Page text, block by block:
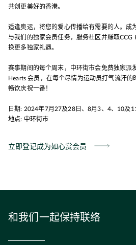
共创更美好的香港。
适逢奥运，将您的爱心传播给有需要的人。成
与我们的独家会员任务，服务社区并赚取CCG
换更多独家礼遇。
赛事期间的每个周末，中环街市会免费独家派
Hearts 会员，在每个尽情为运动员打气流汗的
畅饮庆祝一番！
日期: 2024年7月27及28日、8月3、4、10及
地点: 中环街市
立即登记成为如心赏会员
和我们一起保持联络